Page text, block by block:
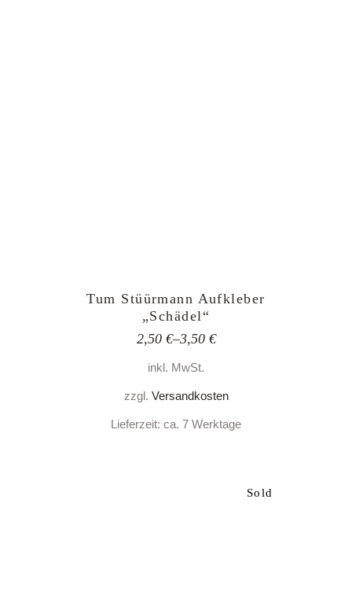
Tum Stüürmann Aufkleber
„Schädel“
2,50 €–3,50 €
inkl. MwSt.
zzgl. Versandkosten
Lieferzeit: ca. 7 Werktage
Sold